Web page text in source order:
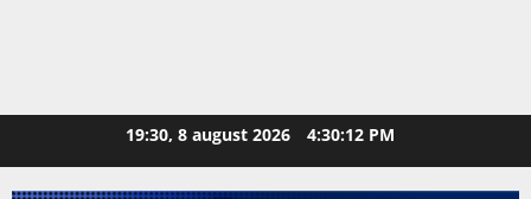
19:30, 8 august 2026 4:30:13 PM